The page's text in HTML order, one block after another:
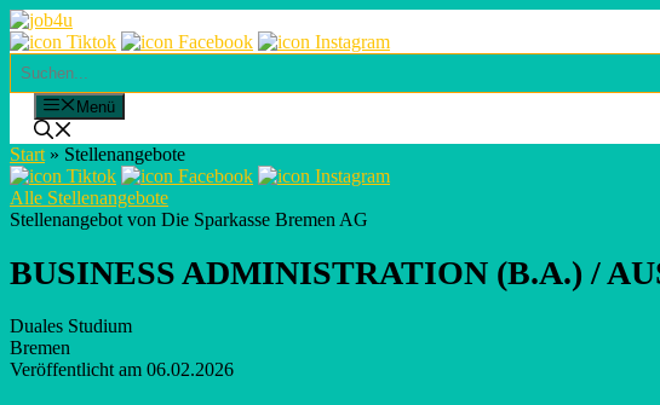
Skip
to
content
Suchen
Menü
Start » Stellenangebote
Alle Stellenangebote
Stellenangebot von Die Sparkasse Bremen AG
BUSINESS ADMINISTRATION (B.A.) /
Duales Studium
Bremen
Veröffentlicht am 06.02.2026